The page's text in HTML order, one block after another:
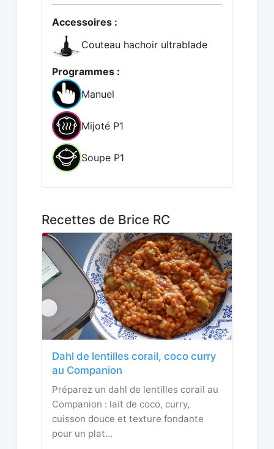
Accessoires :
Couteau hachoir ultrablade
Programmes :
Manuel
Mijoté P1
Soupe P1
Recettes de Brice RC
Dahl de lentilles corail, coco curry
au Companion
Préparez un dahl de lentilles corail au
Companion : lait de coco, curry,
cuisson douce et texture fondante
pour un plat…